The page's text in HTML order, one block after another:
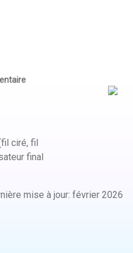
ciré, fil
final
mise à jour: février 2026